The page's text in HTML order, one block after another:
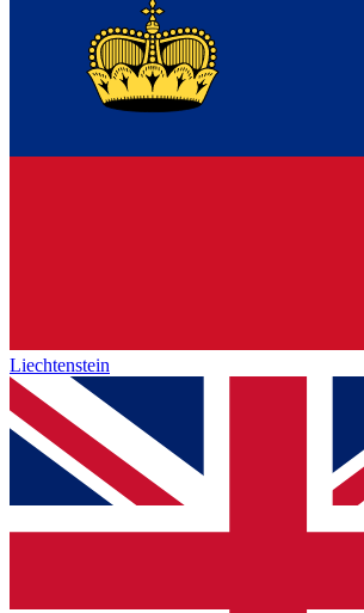
Liechtenstein